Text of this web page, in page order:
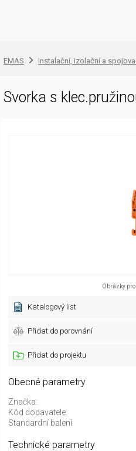
EMAS Instalační, izolační a
Svorka s
Obrázky
Katalogový list
Přidat do porovnání
Přidat do projektu
Obecné parametry
Značka:
Kód dodavatele:
Standardní balení:
Technické parametry